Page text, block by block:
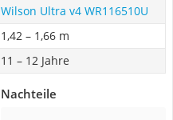
Wilson Ultra v4 WR116510U
1,42 – 1,66 m
11 – 12 Jahre
Nachteile